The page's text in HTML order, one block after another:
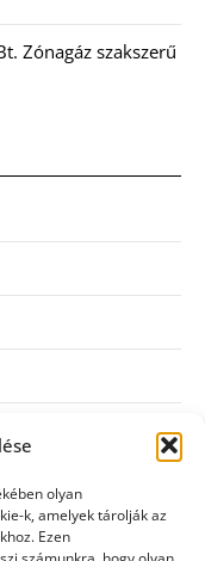
olyan
k, amelyek tárolják az
Ezen
Zónagáz szakszerű